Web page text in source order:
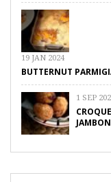
19 JAN 2024
BUTTERNUT
1 SEP